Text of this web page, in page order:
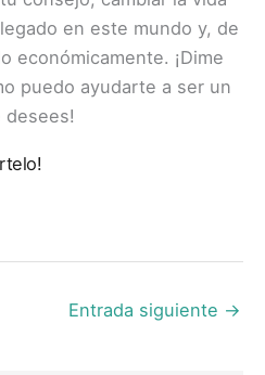
en este mundo y, de
económicamente. ¡Dime
puedo ayudarte a ser un
Entrada siguiente →